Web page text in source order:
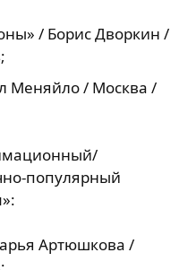
/ Борис Дворкин /
Меняйло / Москва /
популярный
Артюшкова /